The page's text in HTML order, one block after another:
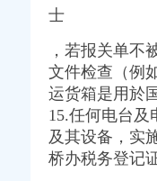
号]教普仪器
执照、验资、代理记帐
_爱问共享资料
国会计社区
士
，若报关单不
文件检查（例
运货箱是用於
15.任何电台
及其设备，实
桥办税务登记